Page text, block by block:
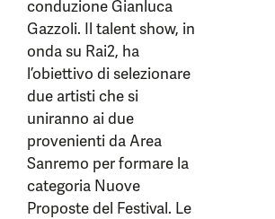
conduzione Gianluca
Gazzoli. Il talent show, in
onda su Rai2, ha
l’obiettivo di selezionare
due artisti che si
uniranno ai due
provenienti da Area
Sanremo per formare la
categoria Nuove
Proposte del Festival. Le